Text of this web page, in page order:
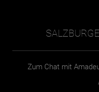
Zum Chat mit